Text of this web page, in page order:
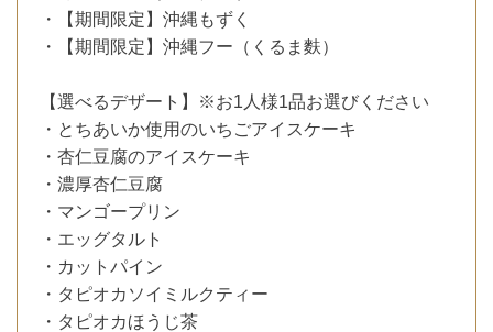
・【期間限定】沖縄もずく
・【期間限定】沖縄フー（くるま麩）
【選べるデザート】※お1人様1品お選びください
・とちあいか使用のいちごアイスケーキ
・杏仁豆腐のアイスケーキ
・濃厚杏仁豆腐
・マンゴープリン
・エッグタルト
・カットパイン
・タピオカソイミルクティー
・タピオカほうじ茶